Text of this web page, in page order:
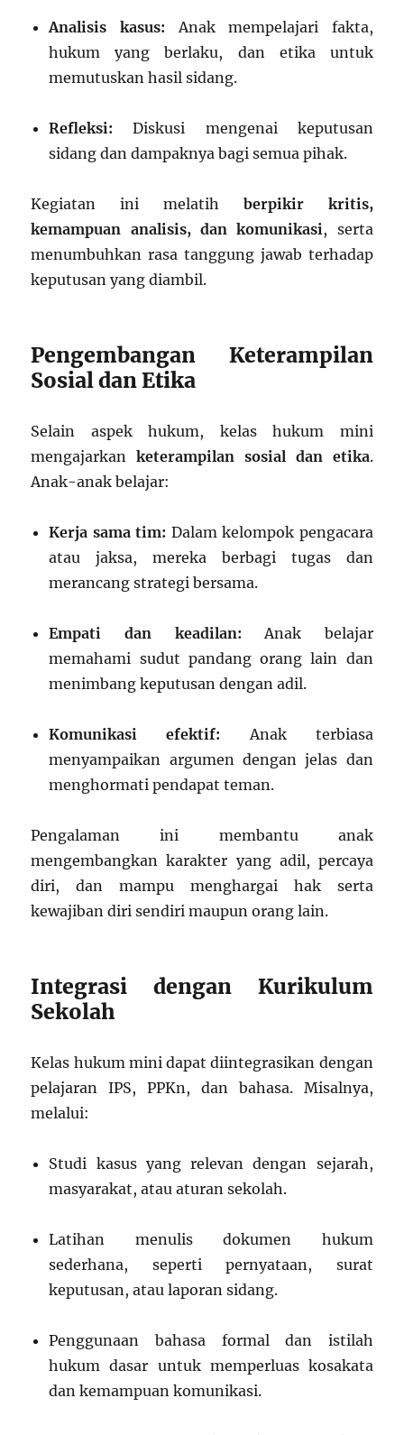
Analisis kasus: Anak mempelajari fakta,
hukum yang berlaku, dan etika untuk
memutuskan hasil sidang.
Refleksi: Diskusi mengenai keputusan
sidang dan dampaknya bagi semua pihak.
Kegiatan ini melatih berpikir kritis,
kemampuan analisis, dan komunikasi, serta
menumbuhkan rasa tanggung jawab terhadap
keputusan yang diambil.
Pengembangan Keterampilan
Sosial dan Etika
Selain aspek hukum, kelas hukum mini
mengajarkanketerampilan sosial dan etika.
Anak-anak belajar:
Kerja sama tim: Dalam kelompok pengacara
atau jaksa, mereka berbagi tugas dan
merancang strategi bersama.
Empati dan keadilan: Anak belajar
memahami sudut pandang orang lain dan
menimbang keputusan dengan adil.
Komunikasi efektif: Anak terbiasa
menyampaikan argumen dengan jelas dan
menghormati pendapat teman.
Pengalaman ini membantu anak
mengembangkan karakter yang adil, percaya
diri, dan mampu menghargai hak serta
kewajiban diri sendiri maupun orang lain.
Integrasi dengan Kurikulum
Sekolah
Kelas hukum mini dapat diintegrasikan dengan
pelajaran IPS, PPKn, dan bahasa. Misalnya,
melalui:
Studi kasus yang relevan dengan sejarah,
masyarakat, atau aturan sekolah.
Latihan menulis dokumen hukum
sederhana, seperti pernyataan, surat
keputusan, atau laporan sidang.
Penggunaan bahasa formal dan istilah
hukum dasar untuk memperluas kosakata
dan kemampuan komunikasi.